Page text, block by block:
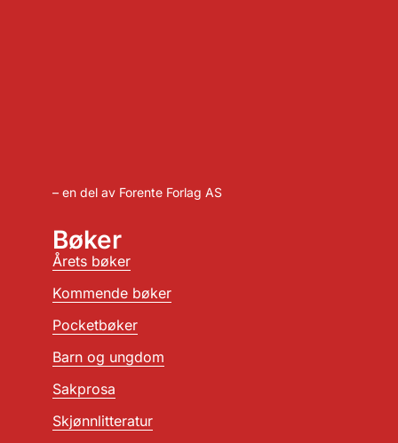
– en del av Forente Forlag AS
Bøker
Årets bøker
Kommende bøker
Pocketbøker
Barn og ungdom
Sakprosa
Skjønnlitteratur